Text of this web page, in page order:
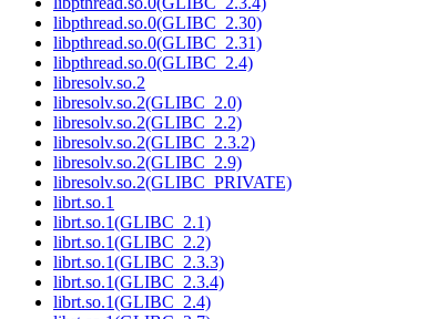
libpthread.so.0(GLIBC_2.30)
libpthread.so.0(GLIBC_2.31)
libpthread.so.0(GLIBC_2.4)
libresolv.so.2
libresolv.so.2(GLIBC_2.0)
libresolv.so.2(GLIBC_2.2)
libresolv.so.2(GLIBC_2.3.2)
libresolv.so.2(GLIBC_2.9)
libresolv.so.2(GLIBC_PRIVATE)
librt.so.1
librt.so.1(GLIBC_2.1)
librt.so.1(GLIBC_2.2)
librt.so.1(GLIBC_2.3.3)
librt.so.1(GLIBC_2.3.4)
librt.so.1(GLIBC_2.4)